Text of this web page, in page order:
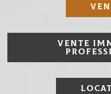
VENTE